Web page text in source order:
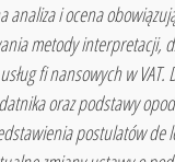
analiza i ocena
metody interpretacji,
fi nansowych w
oraz podstawy
postulatów de